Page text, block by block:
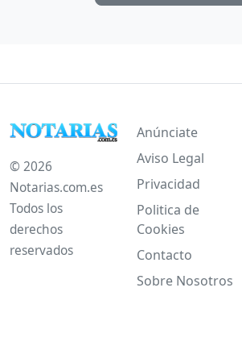
© 2026
Notarias.com.es
Todos los
derechos
reservados
Anúnciate
Aviso Legal
Privacidad
Politica de
Cookies
Contacto
Sobre Nosotros